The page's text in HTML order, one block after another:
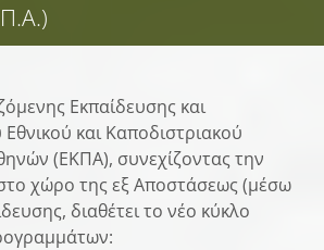
Εκπαίδευσης και
και Καποδιστριακού
(ΕΚΠΑ), συνεχίζοντας την
χώρο της εξ Αποστάσεως (μέσω
διαθέτει το νέο κύκλο